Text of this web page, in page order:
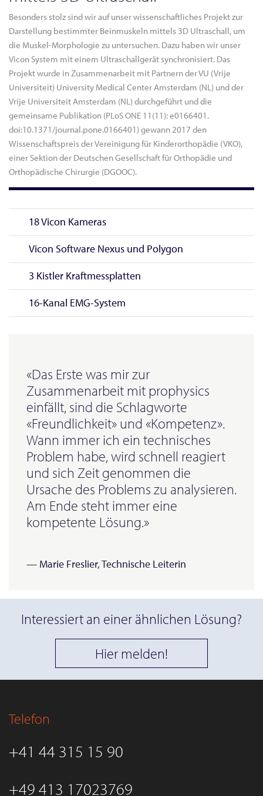
Besonders stolz sind wir auf unser wissenschaftliches Projekt zur
Darstellung bestimmter Beinmuskeln mittels 3D Ultraschall, um
die Muskel-Morphologie zu untersuchen. Dazu haben wir unser
Vicon System mit einem Ultraschallgerät synchronisiert. Das
Projekt wurde in Zusammenarbeit mit Partnern der VU (Vrije
Universiteit) University Medical Center Amsterdam (NL) und der
Vrije Universiteit Amsterdam (NL) durchgeführt und die
gemeinsame Publikation (PLoS ONE 11(11): e0166401.
doi:10.1371/journal.pone.0166401) gewann 2017 den
Wissenschaftspreis der Vereinigung für Kinderorthopädie (VKO),
einer Sektion der Deutschen Gesellschaft für Orthopädie und
Orthopädische Chirurgie (DGOOC).
18 Vicon Kameras
Vicon Software Nexus und Polygon
3 Kistler Kraftmessplatten
16-Kanal EMG-System
«Das Erste was mir zur
Zusammenarbeit mit prophysics
einfällt, sind die Schlagworte
«Freundlichkeit» und «Kompetenz».
Wann immer ich ein technisches
Problem habe, wird schnell reagiert
und sich Zeit genommen die
Ursache des Problems zu analysieren.
Am Ende steht immer eine
kompetente Lösung.»
— Marie Freslier, Technische Leiterin
Interessiert an einer ähnlichen Lösung?
Hier melden!
Telefon
+41 44 315 15 90
+49 413 17023769